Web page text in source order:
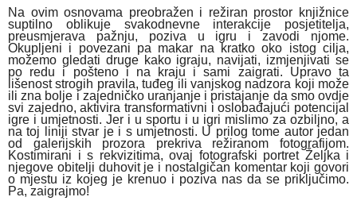
Na ovim osnovama preobražen i režiran prostor knjižnice
suptilno oblikuje svakodnevne interakcije posjetitelja,
preusmjerava pažnju, poziva u igru i zavodi njome.
Okupljeni i povezani pa makar na kratko oko istog cilja,
možemo gledati druge kako igraju, navijati, izmjenjivati se
po redu i pošteno i na kraju i sami zaigrati. Upravo ta
lišenost strogih pravila, tuđeg ili vanjskog nadzora koji može
ili zna bolje i zajedničko uranjanje i pristajanje da smo ovdje
svi zajedno, aktivira transformativni i oslobađajući potencijal
igre i umjetnosti. Jer i u sportu i u igri mislimo za ozbiljno, a
na toj liniji stvar je i s umjetnosti. U prilog tome autor jedan
od galerijskih prozora prekriva režiranom fotografijom.
Kostimirani i s rekvizitima, ovaj fotografski portret Željka i
njegove obitelji duhovit je i nostalgičan komentar koji govori
o mjestu iz kojeg je krenuo i poziva nas da se priključimo.
Pa, zaigrajmo!